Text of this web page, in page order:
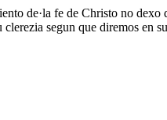
de·la fe de Christo no
segun que diremos